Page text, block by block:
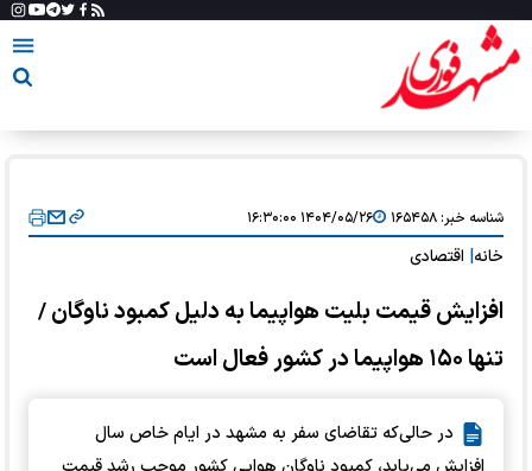
شناسه خبر:۱۶۵۴۵۸ ۱۴۰۴/۰۵/۲۶ ۱۶:۳۰:۰۰
خانه اقتصادی
افزایش قیمت بلیت هواپیما به دلیل کمبود ناوگان /
تنها ۱۵۰ هواپیما در کشور فعال است
در حالی‌که تقاضای سفر به مشهد در ایام خاص سال